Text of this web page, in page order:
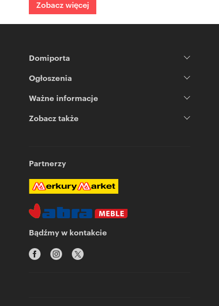
Zobacz więcej
Domiporta
Ogłoszenia
Ważne informacje
Zobacz także
Partnerzy
Bądźmy w kontakcie